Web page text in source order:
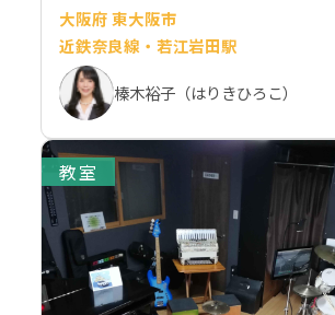
大阪府 東大阪市
近鉄奈良線・若江岩田駅
榛木裕子（はりきひろこ）
教室